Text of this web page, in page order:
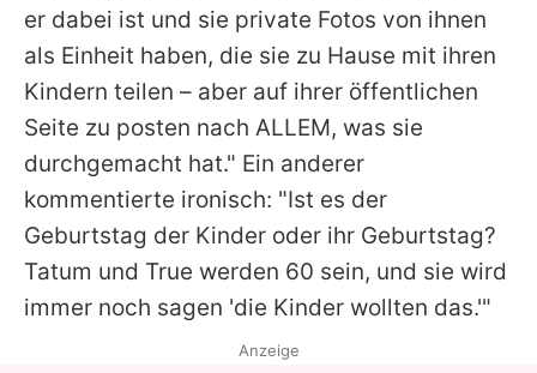
er dabei ist und sie private Fotos von ihnen
als Einheit haben, die sie zu Hause mit ihren
Kindern teilen – aber auf ihrer öffentlichen
Seite zu posten nach ALLEM, was sie
durchgemacht hat." Ein anderer
kommentierte ironisch: "Ist es der
Geburtstag der Kinder oder ihr Geburtstag?
Tatum und True werden 60 sein, und sie wird
immer noch sagen 'die Kinder wollten das.'"
Anzeige